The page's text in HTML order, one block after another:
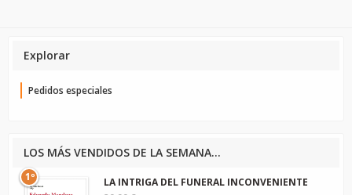
Explorar
Pedidos especiales
LOS MÁS VENDIDOS DE LA SEMANA...
1º
LA INTRIGA DEL FUNERAL INCONVENIENTE